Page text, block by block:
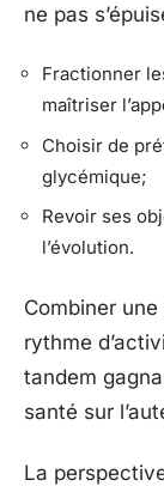
ne pas
Fractionner
maîtriser
Choisir de
glycémique;
Revoir ses
l’évolution.
Combiner une
rythme
tandem
santé sur
La